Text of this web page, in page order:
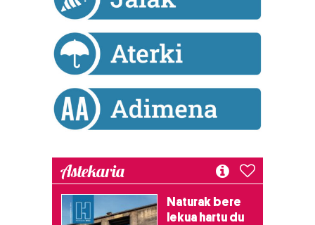
fitxategiak erabiltzen ditu. Zure esperientzia eta
baliatzen gara. Ohar hau onartuz gero, teknologia hori
erabiltzeko baimen esplizitua ematen diguzu.
Astekaria
Naturak bere
lekua hartu du